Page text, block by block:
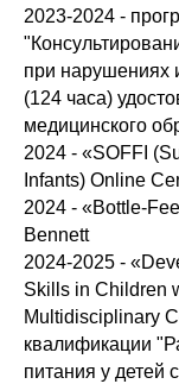
2023-2024 -
при нарушениях
(124 часа)
медицинского
2024 - «SOFFI
Infants) Online
2024 - «Bottle-
Bennett
2024-2025 -
Skills in Children
Multidisciplinary
квалификации
питания у детей